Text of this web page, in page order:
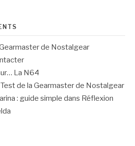
de Nostalgear
La N64
Test de la Gearmaster de Nostalgear
: guide simple dans Réflexion